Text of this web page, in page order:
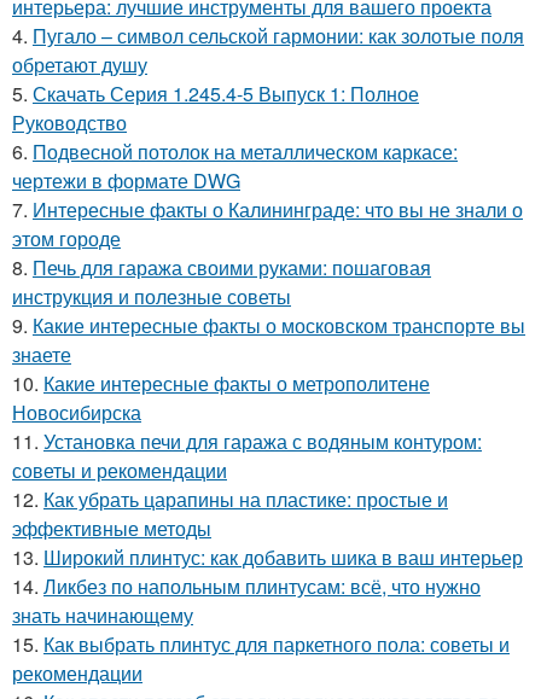
интерьера: лучшие инструменты для вашего проекта
4. Пугало – символ сельской гармонии: как золотые поля
обретают душу
5. Скачать Серия 1.245.4-5 Выпуск 1: Полное
Руководство
6. Подвесной потолок на металлическом каркасе:
чертежи в формате DWG
7. Интересные факты о Калининграде: что вы не знали о
этом городе
8. Печь для гаража своими руками: пошаговая
инструкция и полезные советы
9. Какие интересные факты о московском транспорте вы
знаете
10. Какие интересные факты о метрополитене
Новосибирска
11. Установка печи для гаража с водяным контуром:
советы и рекомендации
12. Как убрать царапины на пластике: простые и
эффективные методы
13. Широкий плинтус: как добавить шика в ваш интерьер
14. Ликбез по напольным плинтусам: всё, что нужно
знать начинающему
15. Как выбрать плинтус для паркетного пола: советы и
рекомендации